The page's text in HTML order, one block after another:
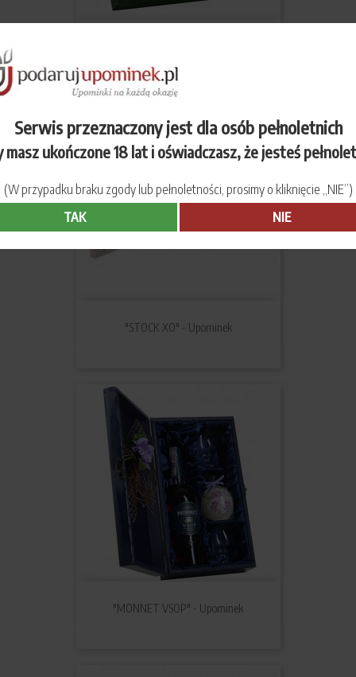
Serwis przeznaczony jest dla osób pełnoletnich
masz ukończone 18 lat i oświadczasz, że jesteś
(W przypadku braku zgody lub pełnoletności, prosimy o kliknięcie „NIE”)
TAK
NIE
"STOCK XO" - Upominek
"MONNET VSOP" - Upominek